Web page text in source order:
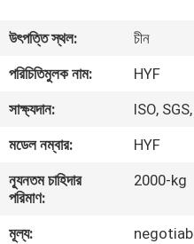
ভিডিও
সম্পর্কে
কারখানা
উৎপত্তি স্থল:
চীন
পরিচিতিমুলক নাম:
HYF
সাক্ষ্যদান:
ISO,
মডেল নম্বার:
HYF
ন্যূনতম চাহিদার
পরিমাণ:
2000-kg
মূল্য: